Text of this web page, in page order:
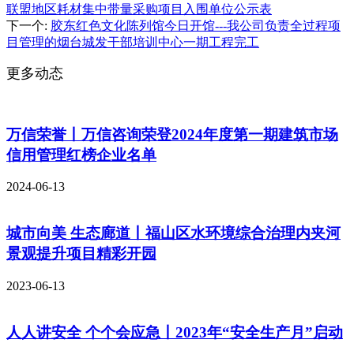
联盟地区耗材集中带量采购项目入围单位公示表
下一个: 胶东红色文化陈列馆今日开馆---我公司负责全过程项
目管理的烟台城发干部培训中心一期工程完工
更多动态
万信荣誉丨万信咨询荣登2024年度第一期建筑市场
信用管理红榜企业名单
2024-06-13
城市向美 生态廊道丨福山区水环境综合治理内夹河
景观提升项目精彩开园
2023-06-13
人人讲安全 个个会应急丨2023年“安全生产月”启动